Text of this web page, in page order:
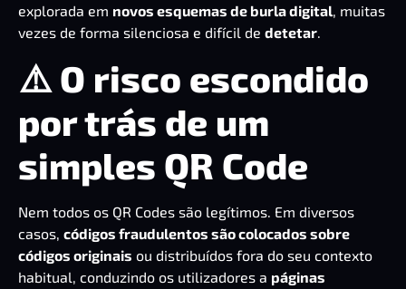
explorada em novos esquemas de burla digital, muitas
vezes de forma silenciosa e difícil de detetar.
⚠️ O risco escondido
por trás de um
simples QR Code
Nem todos os QR Codes são legítimos. Em diversos
casos, códigos fraudulentos são colocados sobre
códigos originais ou distribuídos fora do seu contexto
habitual, conduzindo os utilizadores a páginas